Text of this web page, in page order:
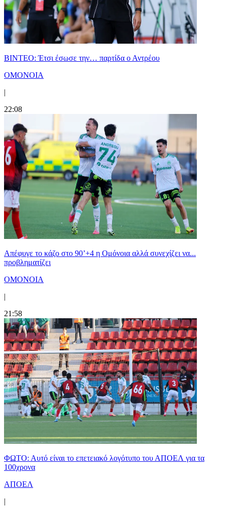
ΒΙΝΤΕΟ: Έτσι έσωσε την… παρτίδα ο Αντρέου
ΟΜΟΝΟΙΑ
|
22:08
Απέφυγε το κάζο στο 90’+4 η Ομόνοια αλλά συνεχίζει να...
προβληματίζει
ΟΜΟΝΟΙΑ
|
21:58
ΦΩΤΟ: Αυτό είναι το επετειακό λογότυπο του ΑΠΟΕΛ για τα
100χρονα
ΑΠΟΕΛ
|